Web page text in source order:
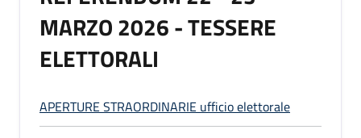
MARZO 2026 - TESSERE
ELETTORALI
APERTURE STRAORDINARIE ufficio elettorale